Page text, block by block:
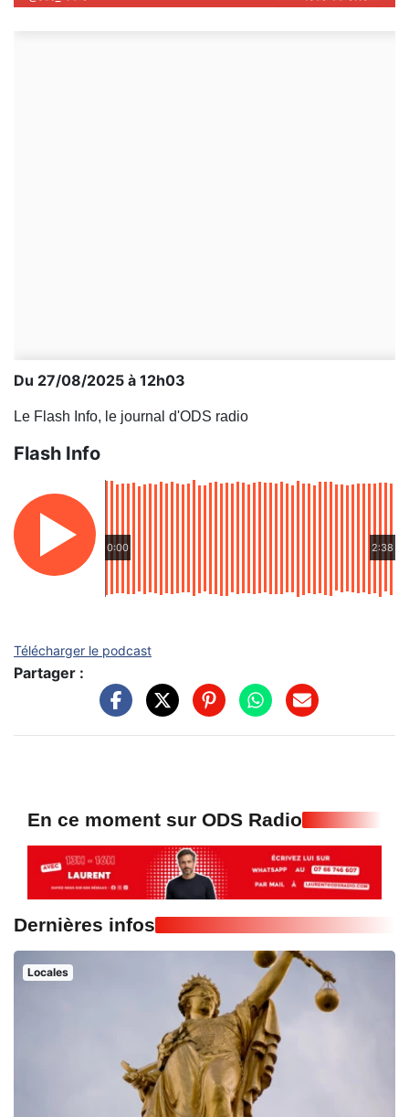
Du 27/08/2025 à 12h03
Le Flash Info, le journal d'ODS radio
Flash Info
0:00 2:38
Télécharger le podcast
Partager :
En ce moment sur ODS Radio
Dernières infos
Locales